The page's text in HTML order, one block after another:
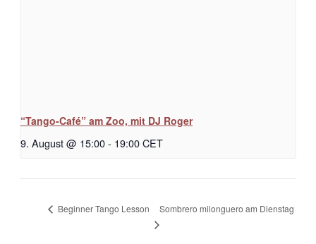
“Tango-Café” am Zoo, mit DJ Roger
9. August @ 15:00- 19:00CET
Beginner Tango Lesson Sombrero milonguero am Dienstag